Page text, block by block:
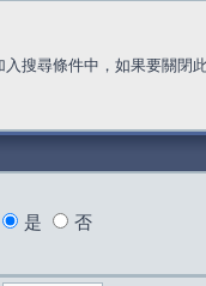
搜尋條件中，如果要關閉
是 否